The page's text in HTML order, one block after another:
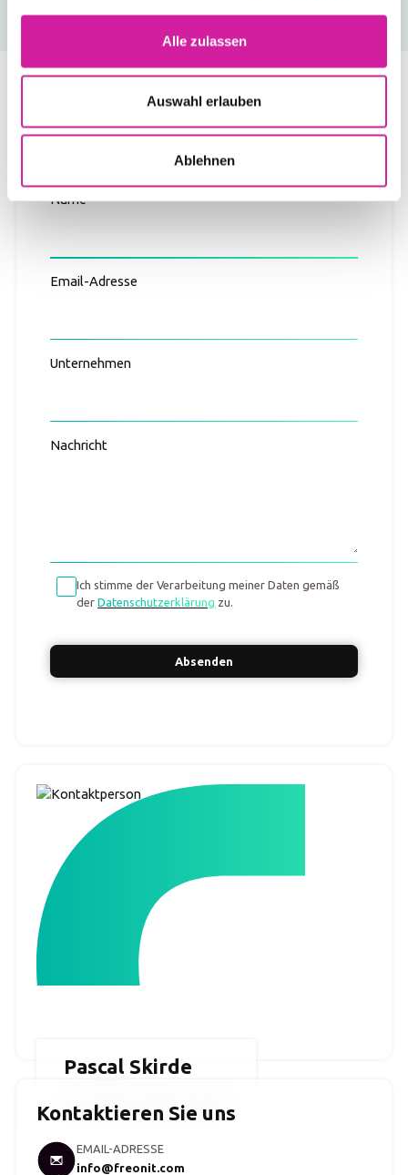
Alle zulassen
Auswahl erlauben
Ablehnen
Pascal Skirde
Bereichsleitung IT-Infrastruktur
Kontaktieren Sie uns
EMAIL-ADRESSE
info@freonit.com
Name
Email-Adresse
Unternehmen
Nachricht
Ich stimme der Verarbeitung meiner Daten gemäß
derDatenschutzerklärung zu.